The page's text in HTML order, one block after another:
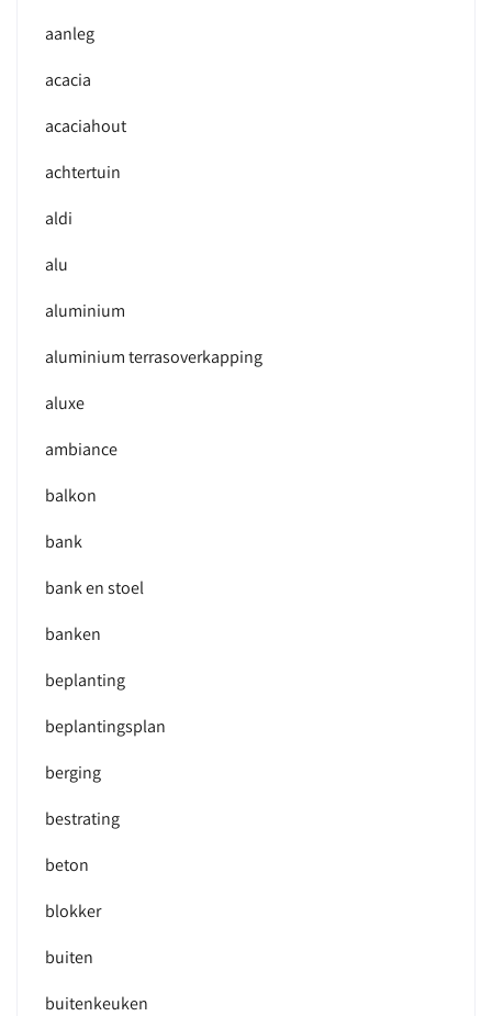
aanleg
acacia
acaciahout
achtertuin
aldi
alu
aluminium
aluminium terrasoverkapping
aluxe
ambiance
balkon
bank
bank en stoel
banken
beplanting
beplantingsplan
berging
bestrating
beton
blokker
buiten
buitenkeuken